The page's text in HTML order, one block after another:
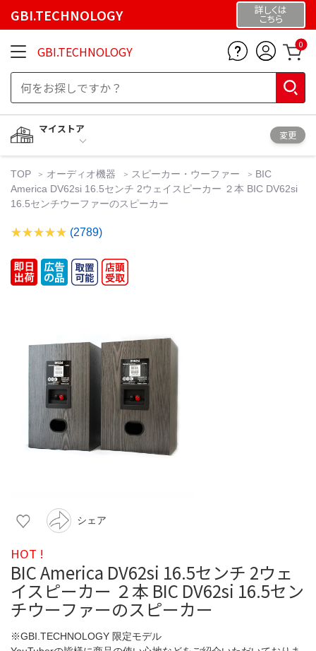
GBI.TECHNOLOGY 詳しくは
こちら
GBI.TECHNOLOGY 0
マイストア
変更
TOP オーディオ機器 スピーカー・ウーファー
BIC
America DV62si 16.5センチ 2ウェイスピーカー ２本 BIC DV62si
16.5センチウーファーのスピーカー
(2789)
シェア
HOT !
BIC America DV62si 16.5センチ 2ウェ
イスピーカー ２本 BIC DV62si 16.5セン
チウーファーのスピーカー
※GBI.TECHNOLOGY 限定モデル